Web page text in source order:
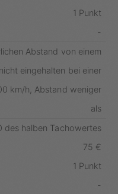
1 Punkt
-
Abstand von einem
eingehalten bei einer
km/h, Abstand weniger
als
des halben Tachowertes
75 €
1 Punkt
-